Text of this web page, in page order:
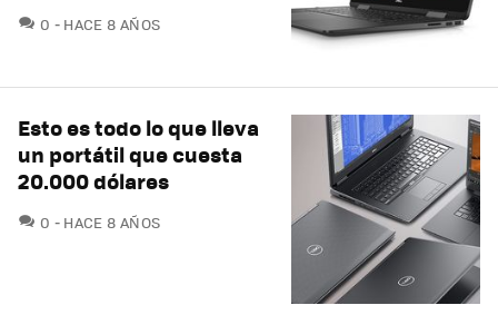
0 COMENTARIOS
HACE 8 AÑOS
Esto es todo lo que lleva
un portátil que cuesta
20.000 dólares
0 COMENTARIOS
HACE 8 AÑOS